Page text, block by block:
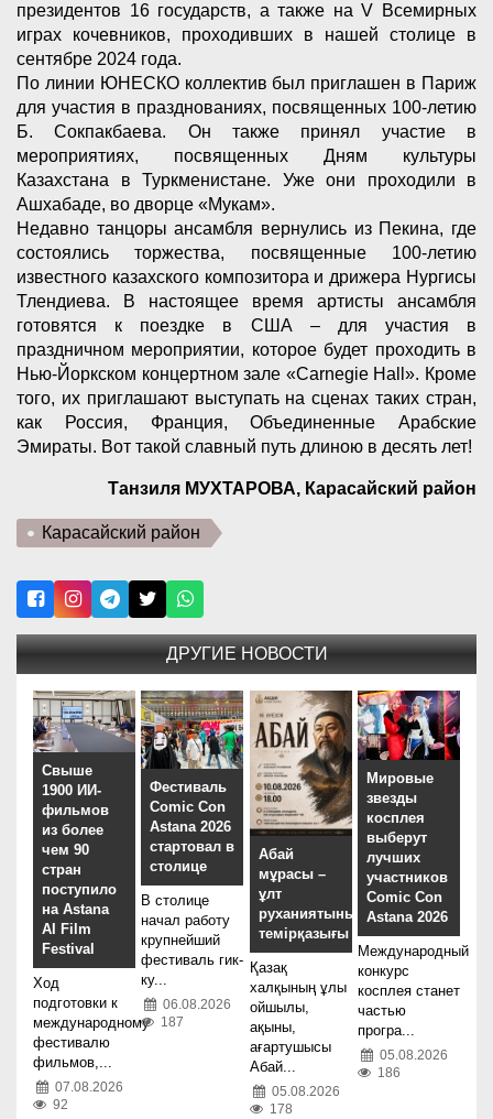
президентов 16 государств, а также на V Всемирных
играх кочевников, проходивших в нашей столице в
сентябре 2024 года.
По линии ЮНЕСКО коллектив был приглашен в Париж
для участия в празднованиях, посвященных 100-летию
Б. Сокпакбаева. Он также принял участие в
мероприятиях, посвященных Дням культуры
Казахстана в Туркменистане. Уже они проходили в
Ашхабаде, во дворце «Мукам».
Недавно танцоры ансамбля вернулись из Пекина, где
состоялись торжества, посвященные 100-летию
известного казахского композитора и дрижера Нургисы
Тлендиева. В настоящее время артисты ансамбля
готовятся к поездке в США – для участия в
праздничном мероприятии, которое будет проходить в
Нью-Йоркском концертном зале «Carnegie Hall». Кроме
того, их приглашают выступать на сценах таких стран,
как Россия, Франция, Объединенные Арабские
Эмираты. Вот такой славный путь длиною в десять лет!
Танзиля МУХТАРОВА, Карасайский район
Карасайский район
ДРУГИЕ НОВОСТИ
Свыше
1900 ИИ-
фильмов
из более
чем 90
стран
поступило
на Astana
AI Film
Festival
Ход
подготовки к
международному
фестивалю
фильмов,...
07.08.2026
92
Фестиваль
Comic Con
Astana 2026
стартовал в
столице
В столице
начал работу
крупнейший
фестиваль гик-
ку...
06.08.2026
187
Абай
мұрасы –
ұлт
руханиятының
темірқазығы
Қазақ
халқының ұлы
ойшылы,
ақыны,
ағартушысы
Абай...
05.08.2026
178
Мировые
звезды
косплея
выберут
лучших
участников
Comic Con
Astana 2026
Международный
конкурс
косплея станет
частью
програ...
05.08.2026
186